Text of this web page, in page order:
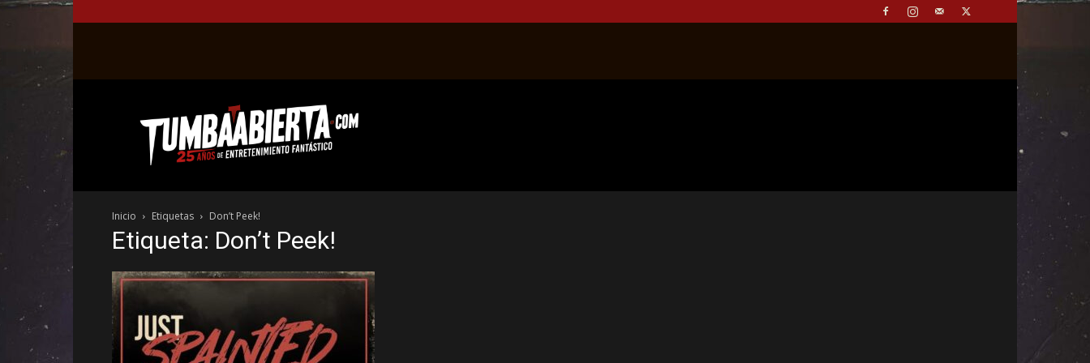
web
del
entretenimiento
el
género
fantástico.
Inicio Etiquetas Don’t Peek!
Etiqueta: Don’t Peek!